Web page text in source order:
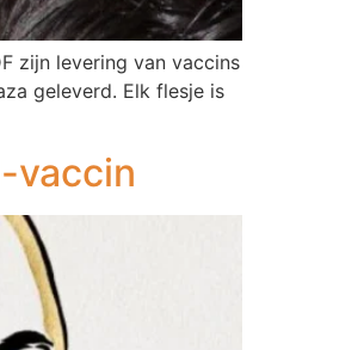
zijn levering van vaccins
geleverd. Elk flesje is
vaccin